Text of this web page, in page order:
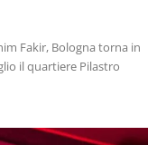
Fakir, Bologna torna in
il quartiere Pilastro